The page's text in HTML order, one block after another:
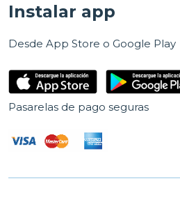
Instalar app
Desde App Store o Google Play
Pasarelas de pago seguras